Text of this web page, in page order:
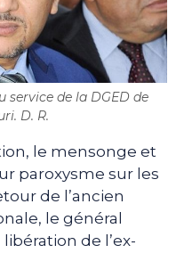
service de la DGED de
D. R.
le mensonge et
paroxysme sur les
de l’ancien
le général
de l’ex-